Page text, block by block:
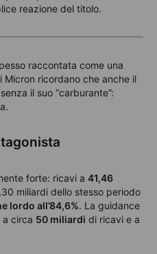
reazione del titolo.
raccontata come una
ricordano che anche il
il suo “carburante”:
forte: ricavi a 41,46
miliardi dello stesso periodo
lordo all’84,6%. La guidance
a circa 50 miliardi di ricavi e a